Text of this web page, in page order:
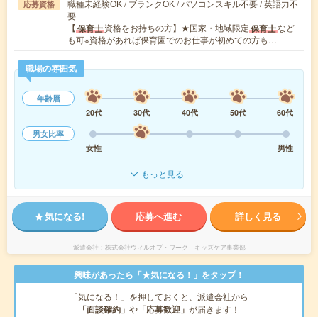
応募資格
職種未経験OK / ブランクOK / パソコンスキル不要 / 英語力不
要
【保育士資格をお持ちの方】★国家・地域限定保育士など
も可※資格があれば保育園でのお仕事が初めての方も…
職場の雰囲気
年齢層
20代
30代 40代 50代
60代
男女比率
女性
男性
もっと見る
気になる! 応募へ進む 詳しく見る
派遣会社 株式会社ウィルオブ・ワーク キッズケア事業部
興味があったら「★気になる！」をタップ！
「気になる！」を押しておくと、派遣会社から
「面談確約」 や 「応募歓迎」 が届きます！